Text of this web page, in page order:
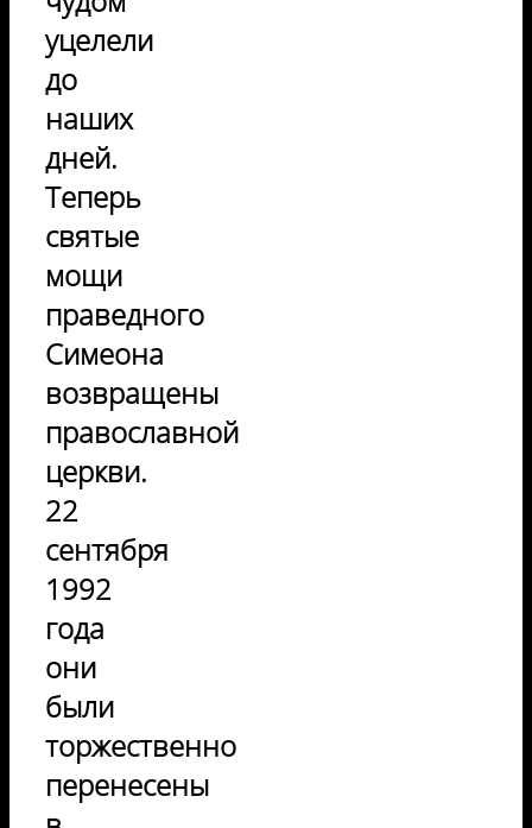
уцелели
до
наших
дней.
Теперь
святые
мощи
праведного
Симеона
возвращены
православной
церкви.
22
сентября
1992
года
они
были
торжественно
перенесены